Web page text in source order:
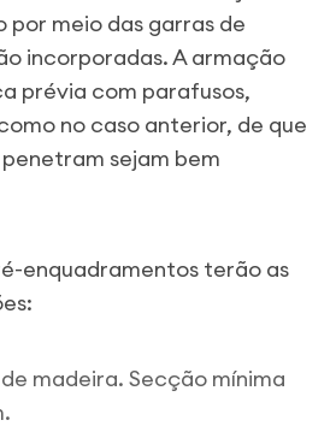
meio das garras de
incorporadas. A armação
prévia com parafusos,
no caso anterior, de que
sejam bem
enquadramentos terão as
madeira. Secção mínima